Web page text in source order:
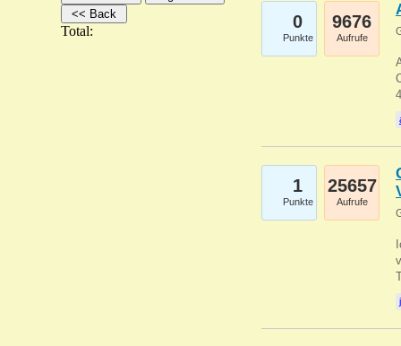
Total: 0
Punkte
9676
Aufrufe
1
Punkte
25657
Aufrufe